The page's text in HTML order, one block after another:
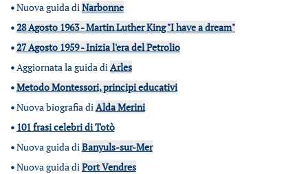
•Nuova guida diNarbonne
•28 Agosto 1963 - Martin Luther King "I have a dream"
•27 Agosto 1959 - Inizia l'era del Petrolio
•Aggiornata la guida diArles
•Metodo Montessori, principi educativi
•Nuova biografia diAlda Merini
• 101 frasi celebri di Totò
•Nuova guida diBanyuls-sur-Mer
•Nuova guida diPort Vendres